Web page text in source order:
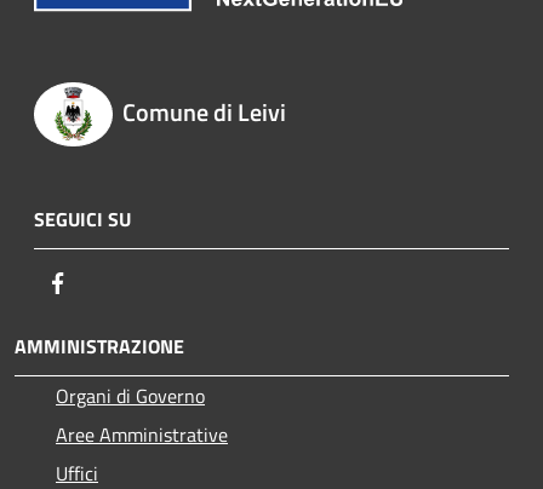
Comune di Leivi
SEGUICI SU
AMMINISTRAZIONE
Organi di Governo
Aree Amministrative
Uffici